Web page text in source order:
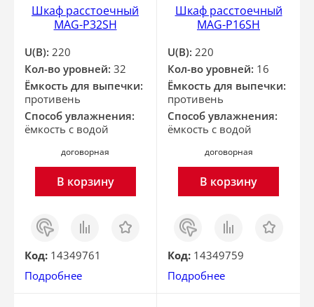
Шкаф расстоечный
MAG-P32SH
U(В): 220
Кол-во уровней: 32
Ёмкость для выпечки:
противень
Способ увлажнения:
ёмкость с водой
договорная
В корзину
Заказ
в 1
клик
Сравнить Отложить
Код: 14349761
Подробнее
Шкаф расстоечный
MAG-P16SH
U(В): 220
Кол-во уровней: 16
Ёмкость для выпечки:
противень
Способ увлажнения:
ёмкость с водой
договорная
В корзину
Заказ
в 1
клик
Сравнить Отложить
Код: 14349759
Подробнее